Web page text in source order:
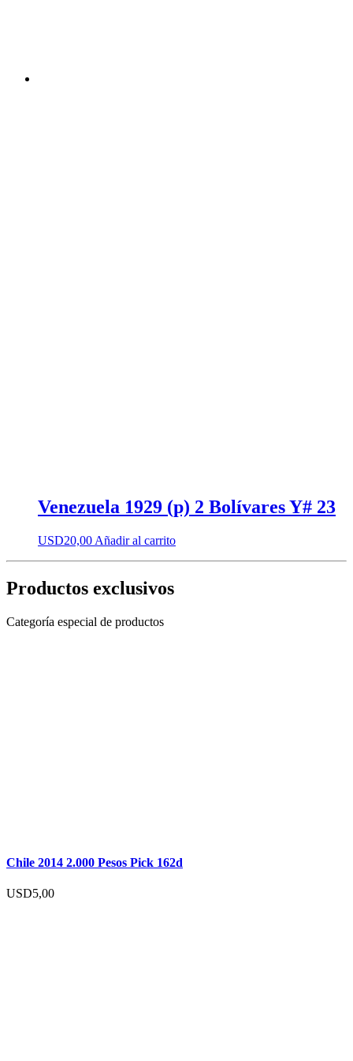
Venezuela 1929 (p) 2 Bolívares Y# 23
USD20,00 Añadir al carrito
Productos exclusivos
Categoría especial de productos
Chile 2014 2.000 Pesos Pick 162d
USD5,00